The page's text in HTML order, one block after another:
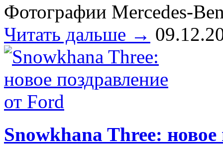
Фотографии Mercedes-
Читать дальше →
Snowkhana Three: